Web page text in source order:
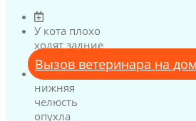
Вызов ветеринара на
У кота плохо
ходят задние
лапы
У кота
нижняя
челюсть
опухла